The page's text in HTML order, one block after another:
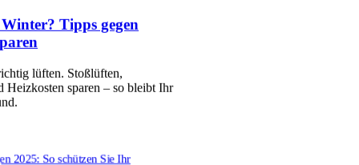
Tipps gegen
lüften. Stoßlüften,
sparen – so bleibt Ihr
2025: So schützen Sie Ihr